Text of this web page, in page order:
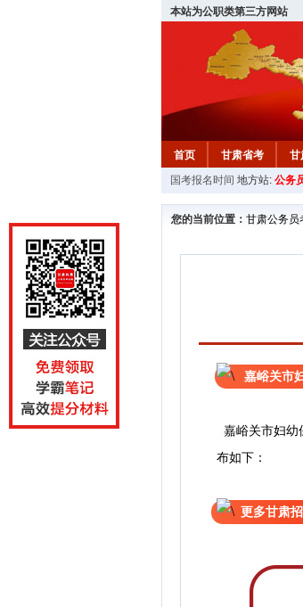
本站为公职类第三方网站
首页 甘肃省考 甘
国考报名时间 地方站: 公务
您的当前位置： 甘肃公务员
嘉峪关市
嘉峪关市妇幼
布如下：
更多甘肃